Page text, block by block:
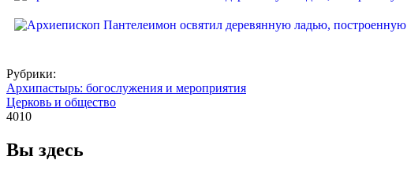
Рубрики:
Архипастырь: богослужения и мероприятия
Церковь и общество
4010
Вы здесь